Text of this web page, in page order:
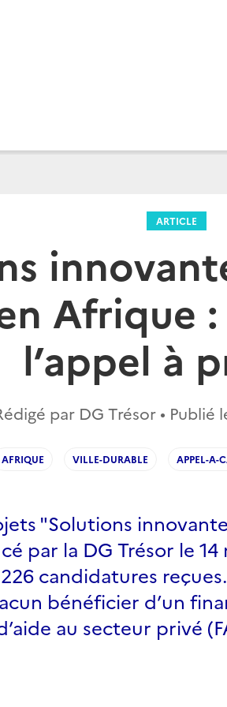
ARTICLE
Afrique
l’appel à
par DG Trésor • Publié
AFRIQUE VILLE-DURABLE APPEL-A-
"Solutions
par la DG Trésor le
candidatures
bénéficier d’un
au secteur privé